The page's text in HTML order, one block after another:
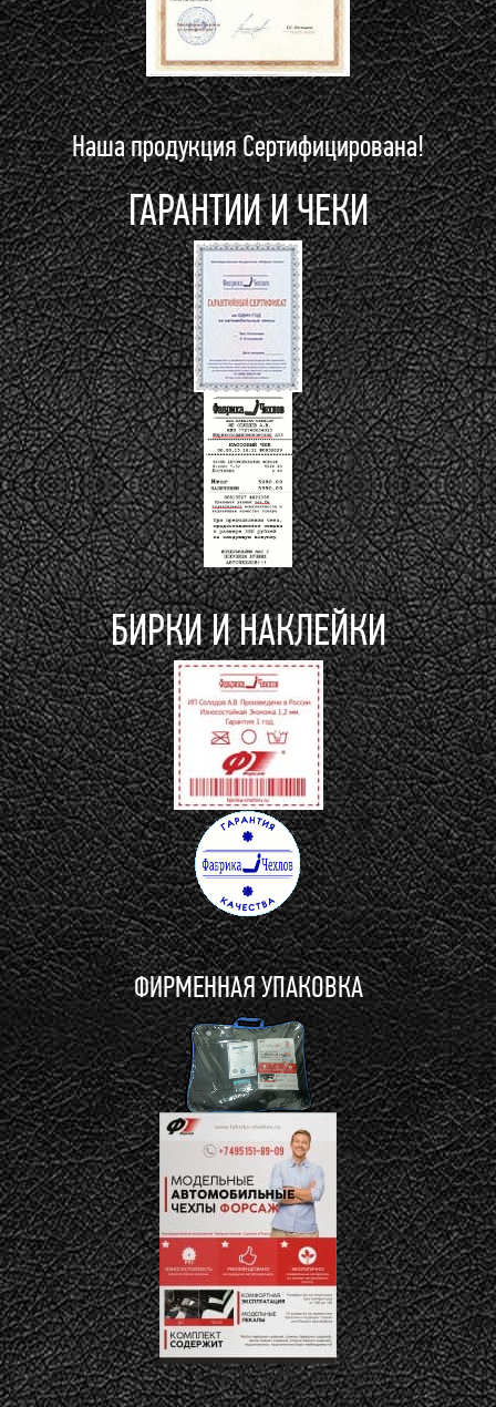
Наша продукция Сертифицирована!
ГАРАНТИИ И ЧЕКИ
БИРКИ И НАКЛЕЙКИ
ФИРМЕННАЯ УПАКОВКА